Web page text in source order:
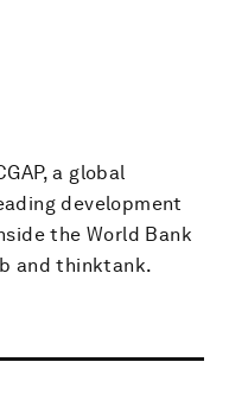
a global
development
the World Bank
and thinktank.